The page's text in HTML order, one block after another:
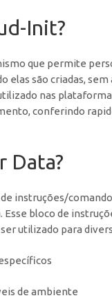
Init?
que permite
elas são criadas,
nas
conferindo
Data?
instruções/
Esse bloco de
utilizado para
de ambiente